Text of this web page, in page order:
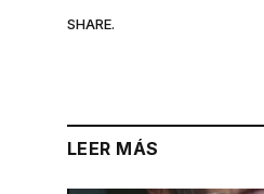
SHARE.
LEER MÁS